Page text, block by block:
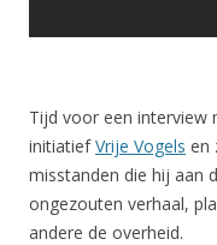
Tijd voor een interview
initiatiefVrije Vogels en
misstanden die hij aan
ongezouten verhaal,
andere de overheid.